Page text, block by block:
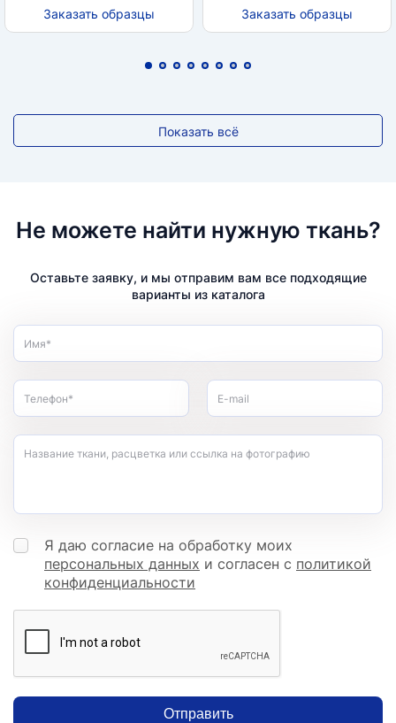
Заказать образцы Заказать образцы
Показать всё
Не можете найти нужную ткань?
Оставьте заявку, и мы отправим вам все подходящие
варианты из каталога
Имя*
Телефон* E-mail
Название ткани, расцветка или ссылка на фотографию
Я даю согласие на обработку моих
персональных данных и согласен с политикой
конфиденциальности
Отправить